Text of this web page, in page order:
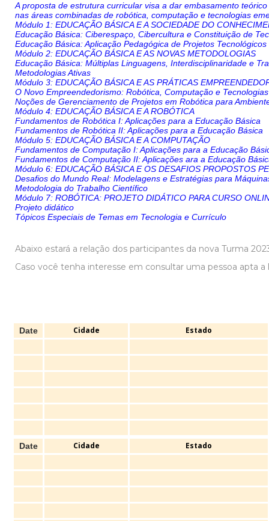
A proposta de estrutura curricular visa a dar embasamento
nas áreas combinadas de robótica, computação e tecnologias
Módulo 1: EDUCAÇÃO BÁSICA E A SOCIEDADE DO
Educação Básica: Ciberespaço, Cibercultura e Constituição de
Educação Básica: Aplicação Pedagógica de Projetos
Módulo 2: EDUCAÇÃO BÁSICA E AS NOVAS METODOLOGIAS
Educação Básica: Múltiplas Linguagens, Interdisciplinaridade e
Metodologias Ativas
Módulo 3: EDUCAÇÃO BÁSICA E AS PRÁTICAS
O Novo Empreendedorismo: Robótica, Computação e
Noções de Gerenciamento de Projetos em Robótica para
Módulo 4: EDUCAÇÃO BÁSICA E A ROBÓTICA
Fundamentos de Robótica I: Aplicações para a Educação Básica
Fundamentos de Robótica II: Aplicações para a Educação Básica
Módulo 5: EDUCAÇÃO BÁSICA E A COMPUTAÇÃO
Fundamentos de Computação I: Aplicações para a Educação
Fundamentos de Computação II: Aplicações ara a Educação
Módulo 6: EDUCAÇÃO BÁSICA E OS DESAFIOS PROPOSTOS
Desafios do Mundo Real: Modelagens e Estratégias para
Metodologia do Trabalho Científico
Módulo 7: ROBÓTICA: PROJETO DIDÁTICO PARA CURSO
Projeto didático
Tópicos Especiais de Temas em Tecnologia e Currículo
Abaixo estará a relação dos participantes da nova Turma
Caso você tenha interesse em consultar uma pessoa apta
Date Cidade Estado
Date Cidade Estado